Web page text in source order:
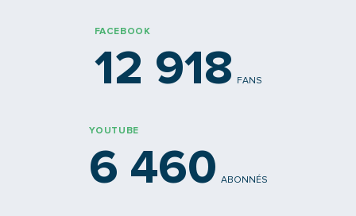
FACEBOOK
12 918 FANS
YOUTUBE
6 460 ABONNÉS